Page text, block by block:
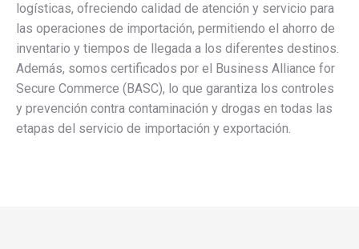
logísticas, ofreciendo calidad de atención y servicio para
las operaciones de importación, permitiendo el ahorro de
inventario y tiempos de llegada a los diferentes destinos.
Además, somos certificados por el Business Alliance for
Secure Commerce (BASC), lo que garantiza los controles
y prevención contra contaminación y drogas en todas las
etapas del servicio de importación y exportación.